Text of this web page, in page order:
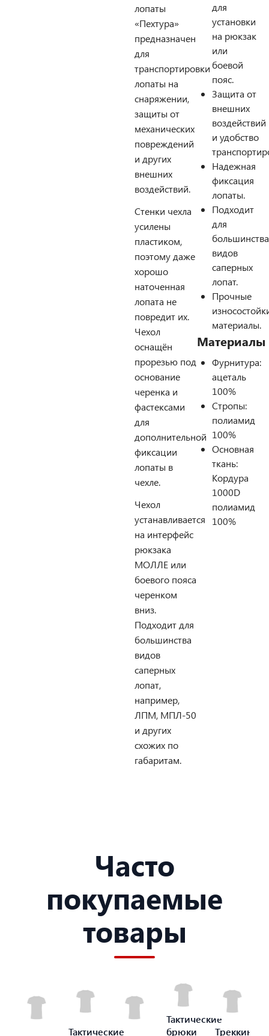
лопаты
«Пехтура»
предназначен
для
транспортировки
лопаты на
снаряжении,
защиты от
механических
повреждений
и других
внешних
воздействий.
Стенки чехла
усилены
пластиком,
поэтому даже
хорошо
наточенная
лопата не
повредит их.
Чехол
оснащён
прорезью под
основание
черенка и
фастексами
для
дополнительной
фиксации
лопаты в
чехле.
Чехол
устанавливается
на интерфейс
рюкзака
МОЛЛЕ или
боевого пояса
черенком
вниз.
Подходит для
большинства
видов
саперных
лопат,
например,
ЛПМ, МПЛ-50
и других
схожих по
габаритам.
для
установки
на рюкзак
или
боевой
пояс.
Защита от
внешних
воздействий
и удобство
Надежная
фиксация
лопаты.
Подходит
для
большинства
видов
саперных
лопат.
Прочные
материалы.
Материалы
Фурнитура:
ацеталь
100%
Стропы:
полиамид
100%
Основная
ткань:
Кордура
1000D
полиамид
100%
Часто
покупаемые
товары
Тактические
Тактические
брюки